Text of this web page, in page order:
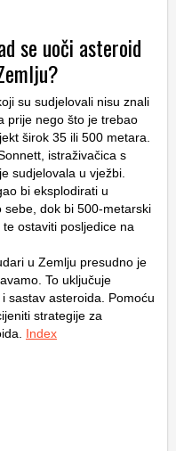
se uoči asteroid
su sudjelovali nisu znali
prije nego što je trebao
širok 35 ili 500 metara.
istraživačica s
sudjelovala u vježbi.
bi eksplodirati u
dok bi 500-metarski
ostaviti posljedice na
u Zemlju presudno je
To uključuje
sastav asteroida. Pomoću
strategije za
Index